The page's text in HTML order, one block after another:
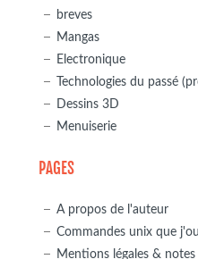
breves
Mangas
Electronique
Technologies du passé
Dessins 3D
Menuiserie
PAGES
A propos de l'auteur
Commandes unix que
Mentions légales &